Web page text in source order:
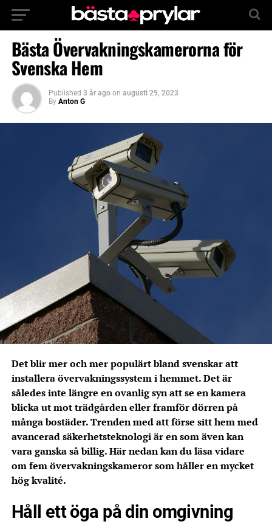
Bästa Övervakningskamerorna för
Svenska Hem
Published 3 år ago on augusti 29, 2023
By Anton G
Det blir mer och mer populärt bland svenskar att
installera övervakningssystem i hemmet. Det är
således inte längre en ovanlig syn att se en kamera
blicka ut mot trädgården eller framför dörren på
många bostäder. Trenden med att förse sitt hem med
avancerad säkerhetsteknologi är en som även kan
vara ganska så billig. Här nedan kan du läsa vidare
om fem övervakningskameror som håller en mycket
hög kvalité.
Håll ett öga på din omgivning